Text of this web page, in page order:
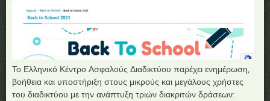
Το Ελληνικό Κέντρο Ασφαλούς Διαδικτύου παρέχει ενημέρωση,
βοήθεια και υποστήριξη στους μικρούς και μεγάλους χρήστες
του διαδικτύου με την ανάπτυξη τριών διακριτών δράσεων: